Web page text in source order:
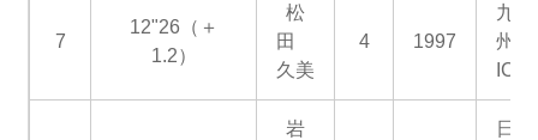
7
12"26（＋
1.2）
松
田
久美
4 1997
九
州
IC
岩
日